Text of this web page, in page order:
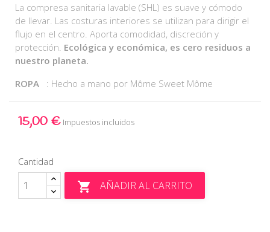
La compresa sanitaria lavable (SHL) es suave y cómodo
de llevar. Las costuras interiores se utilizan para dirigir el
flujo en el centro. Aporta comodidad, discreción y
protección. Ecológica y económica, es cero residuos a
nuestro planeta.
ROPA : Hecho a mano por Môme Sweet Môme
15,00 € Impuestos incluidos
Cantidad
 AÑADIR AL CARRITO